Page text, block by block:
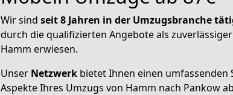
Wir sind seit 8 Jahren in der Umzugsbranche
durch die qualifizierten Angebote als
Hamm erwiesen.
Unser Netzwerk bietet Ihnen einen umfassenden
Aspekte Ihres Umzugs von Hamm nach Pankow